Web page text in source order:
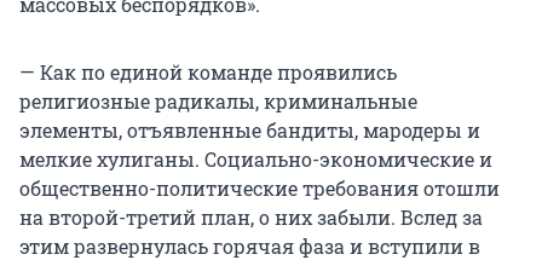
— Как по единой команде проявились
религиозные радикалы, криминальные
элементы, отъявленные бандиты, мародеры и
мелкие хулиганы. Социально-экономические и
общественно-политические требования отошли
на второй-третий план, о них забыли. Вслед за
этим развернулась горячая фаза и вступили в